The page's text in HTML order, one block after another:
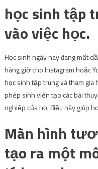
học sinh tập
vào việc học.
Học sinh ngày nay đang mất
hàng giờ cho Instagram hoặc
học sinh tập trung và tham gia
phép sinh viên tạo các bài
nghiệp của họ, điều này giúp
Màn hình
tạo ra một